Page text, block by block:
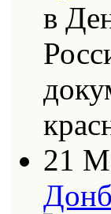
в
21